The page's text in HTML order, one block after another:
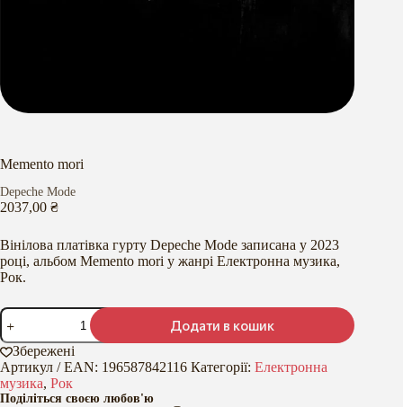
Memento mori
Depeche Mode
2037,00 ₴
Вінілова платівка гурту Depeche Mode записана у 2023
році, альбом Memento mori у жанрі Електронна музика,
Рок.
Memento
mori
кількість
Додати в кошик
Збережені
Артикул / EAN: 196587842116 Категорії: Електронна
музика, Рок
Поділіться своєю любов'ю